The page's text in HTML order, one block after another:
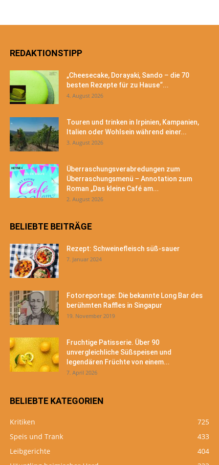
REDAKTIONSTIPP
„Cheesecake, Dorayaki, Sando – die 70
besten Rezepte für zu Hause“...
4. August 2026
Touren und trinken in Irpinien, Kampanien,
Italien oder Wohlsein während einer...
3. August 2026
Überraschungsverabredungen zum
Überraschungsmenü – Annotation zum
Roman „Das kleine Café am...
2. August 2026
BELIEBTE BEITRÄGE
Rezept: Schweinefleisch süß-sauer
7. Januar 2024
Fotoreportage: Die bekannte Long Bar des
berühmten Raffles in Singapur
19. November 2019
Fruchtige Patisserie. Über 90
unvergleichliche Süßspeisen und
legendären Früchte von einem...
7. April 2026
BELIEBTE KATEGORIEN
Kritiken
725
Speis und Trank
433
Leibgerichte
404